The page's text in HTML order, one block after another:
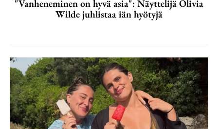
"Vanheneminen on hyvä asia": Näyttelijä Olivia
Wilde juhlistaa iän hyötyjä